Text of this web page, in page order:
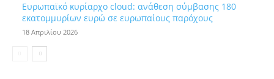
Ευρωπαϊκό κυρίαρχο cloud: ανάθεση σύμβασης 180
εκατομμυρίων ευρώ σε ευρωπαίους παρόχους
18 Απριλίου 2026